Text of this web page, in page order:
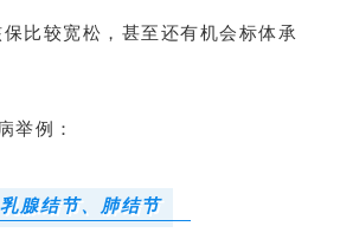
比较宽松，甚至还有机会标体承
举例：
腺结节、肺结节